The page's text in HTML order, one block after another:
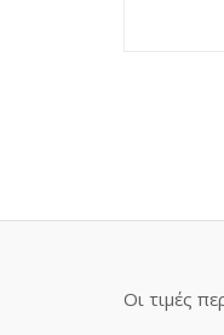
Οι τιμές